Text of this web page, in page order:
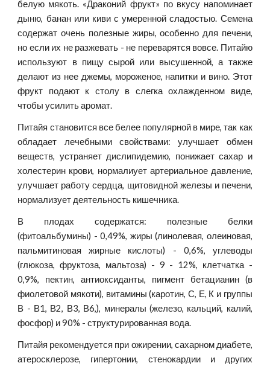
белую мякоть. «Драконий фрукт» по вкусу напоминает
дыню, банан или киви с умеренной сладостью. Семена
содержат очень полезные жиры, особенно для печени,
но если их не разжевать - не переварятся вовсе. Питайю
используют в пищу сырой или высушенной, а также
делают из нее джемы, мороженое, напитки и вино. Этот
фрукт подают к столу в слегка охлажденном виде,
чтобы усилить аромат.
Питайя становится все белее популярной в мире, так как
обладает лечебными свойствами: улучшает обмен
веществ, устраняет дислипидемию, понижает сахар и
холестерин крови, нормалиует артериальное давление,
улучшает работу сердца, щитовидной железы и печени,
нормализует деятельность кишечника.
В плодах содержатся: полезные белки
(фитоальбумины) - 0,49%, жиры (линолевая, олеиновая,
пальмитиновая жирные кислоты) - 0,6%, углеводы
(глюкоза, фруктоза, мальтоза) - 9 - 12%, клетчатка -
0,9%, пектин, антиоксиданты, пигмент бетацианин (в
фиолетовой мякоти), витамины (каротин, С, Е, К и группы
В - В1, В2, В3, В6,), минералы (железо, кальций, калий,
фосфор) и 90% - структурированная вода.
Питайя рекомендуется при ожирении, сахарном диабете,
атеросклерозе, гипертонии, стенокардии и других